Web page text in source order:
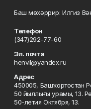
Баш мөхәррир: Илгиз
Телефон
(347)292-77-60
Эл. почта
henvil@yandex.ru
Адрес
450005, Башҡортостан
50 йыллығы урамы, 13.
50-летия Октября, 13.